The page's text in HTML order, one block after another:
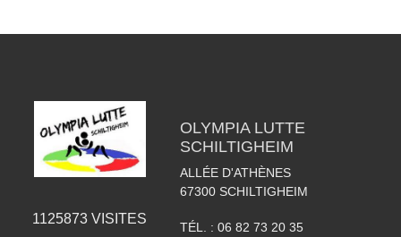
1125873 VISITES
OLYMPIA LUTTE
SCHILTIGHEIM
ALLÉE D'ATHÈNES
67300 SCHILTIGHEIM
TÉL. : 06 82 73 20 35